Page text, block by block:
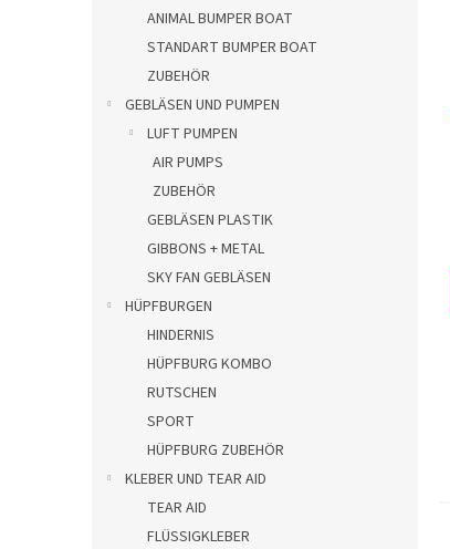
ANIMAL BUMPER BOAT
STANDART BUMPER BOAT
ZUBEHÖR
GEBLÄSEN UND PUMPEN
LUFT PUMPEN
AIR PUMPS
ZUBEHÖR
GEBLÄSEN PLASTIK
GIBBONS + METAL
SKY FAN GEBLÄSEN
HÜPFBURGEN
HINDERNIS
HÜPFBURG KOMBO
RUTSCHEN
SPORT
HÜPFBURG ZUBEHÖR
KLEBER UND TEAR AID
TEAR AID
FLÜSSIGKLEBER